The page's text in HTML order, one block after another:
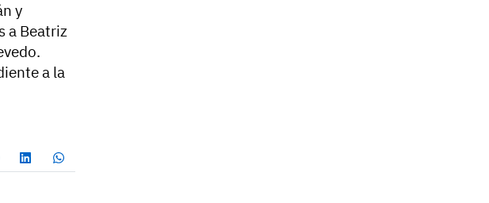
y
a Beatriz
a la